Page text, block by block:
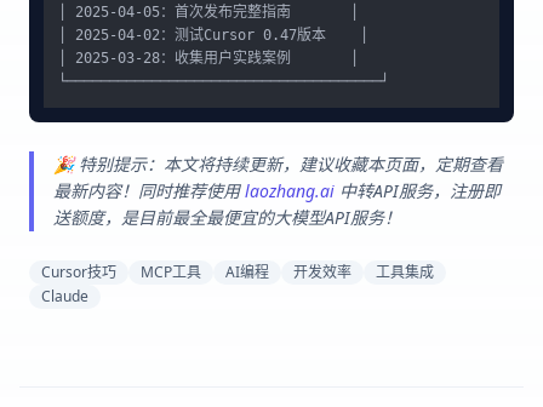
│ 2025-04-05：首次发布完整指南       │
│ 2025-04-02：测试Cursor 0.47版本    │
│ 2025-03-28：收集用户实践案例       │
🎉 特别提示：本文将持续更新，建议收藏本页面，定期查看
最新内容！同时推荐使用laozhang.ai 中转API服务，注册即
送额度，是目前最全最便宜的大模型API服务！
Cursor技巧 MCP工具 AI编程 开发效率
工具集成
Claude